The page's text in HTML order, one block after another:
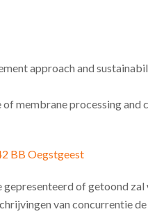
approach and
membrane processing and
BB Oegstgeest
of getoond zal
van concurrentie